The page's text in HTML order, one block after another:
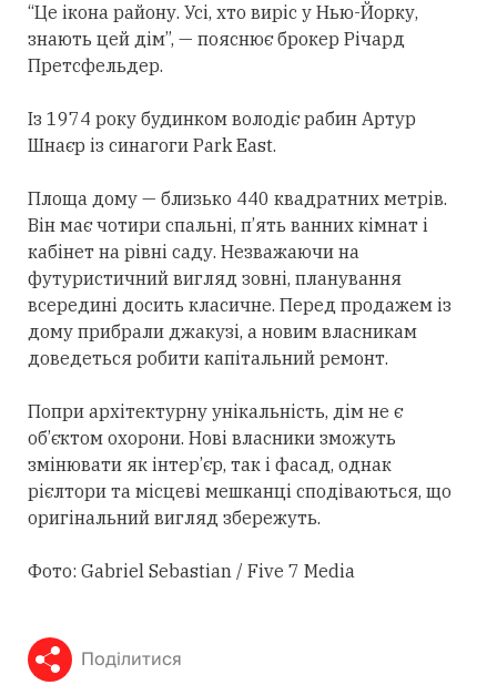
“Це ікона району. Усі, хто виріс у Нью-Йорку,
знають цей дім”, — пояснює брокер Річард
Претсфельдер.
Із 1974 року будинком володіє рабин Артур
Шнаєр із синагоги Park East.
Площа дому — близько 440 квадратних метрів.
Він має чотири спальні, п’ять ванних кімнат і
кабінет на рівні саду. Незважаючи на
футуристичний вигляд зовні, планування
всередині досить класичне. Перед продажем із
дому прибрали джакузі, а новим власникам
доведеться робити капітальний ремонт.
Попри архітектурну унікальність, дім не є
об’єктом охорони. Нові власники зможуть
змінювати як інтер’єр, так і фасад, однак
рієлтори та місцеві мешканці сподіваються, що
оригінальний вигляд збережуть.
Фото: Gabriel Sebastian / Five 7 Media
Поділитися